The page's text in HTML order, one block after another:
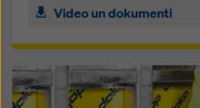
Video un dokumenti